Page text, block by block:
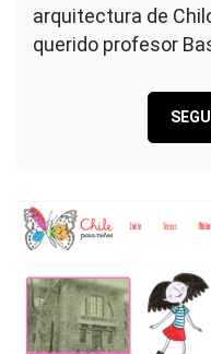
arquitectura de
querido profesor